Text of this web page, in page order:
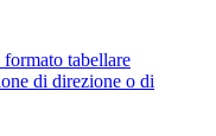
tabellare
di direzione o di